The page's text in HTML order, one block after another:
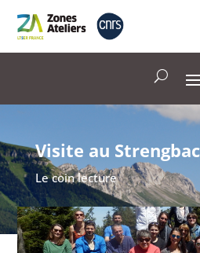
Visite au
Le coin lecture